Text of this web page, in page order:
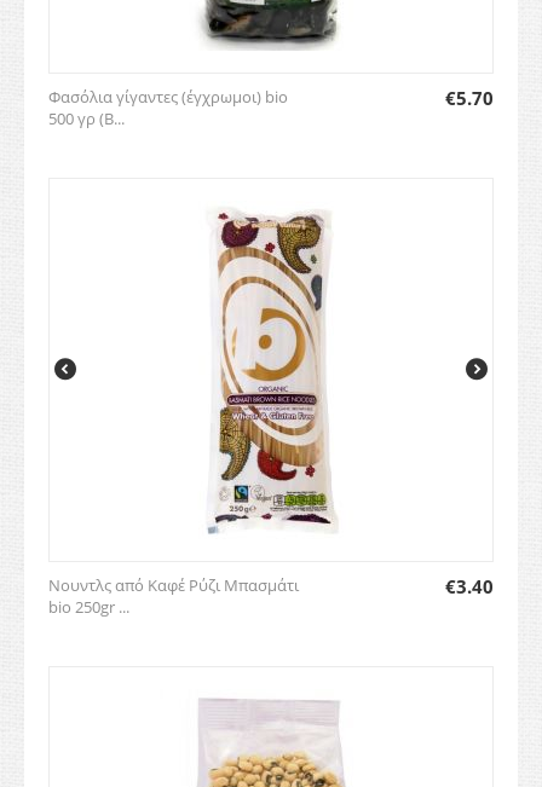
Φασόλια γίγαντες (έγχρωμοι) bio
500 γρ (Β...
€5.70
Νουντλς από Καφέ Ρύζι Μπασμάτι
bio 250gr ...
€3.40